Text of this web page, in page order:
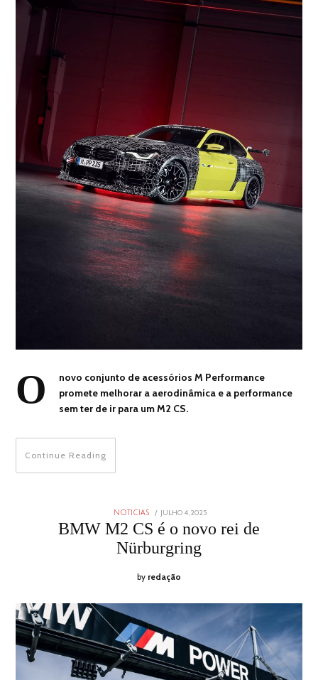
O
novo conjunto de acessórios M Performance
promete melhorar a aerodinâmica e a performance
sem ter de ir para um M2 CS.
Continue Reading
NOTICIAS
POSTED
ON
JULHO 4, 2025JULHO
2025
BMW M2 CS é o novo rei de
Nürburgring
by redação